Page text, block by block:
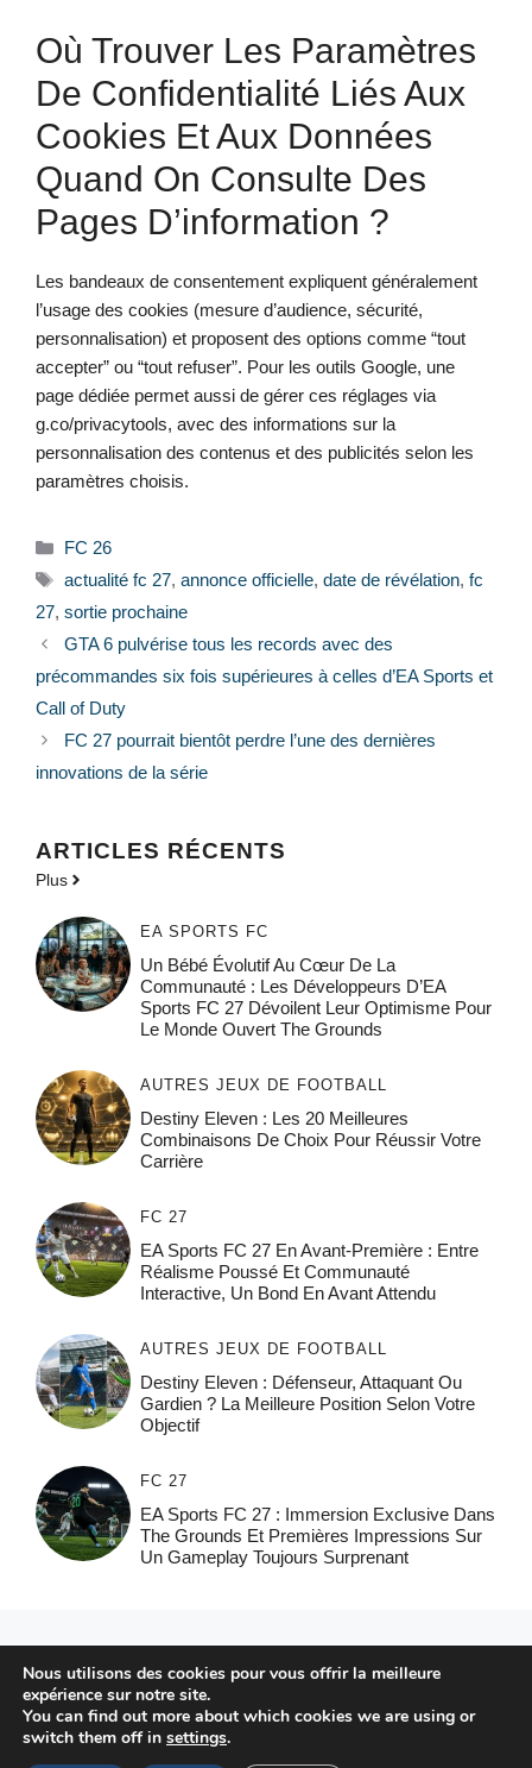
Où Trouver Les Paramètres
De Confidentialité Liés Aux
Cookies Et Aux Données
Quand On Consulte Des
Pages D’information ?
Les bandeaux de consentement expliquent généralement
l’usage des cookies (mesure d’audience, sécurité,
personnalisation) et proposent des options comme “tout
accepter” ou “tout refuser”. Pour les outils Google, une
page dédiée permet aussi de gérer ces réglages via
g.co/privacytools, avec des informations sur la
personnalisation des contenus et des publicités selon les
paramètres choisis.
Catégories
FC 26
Étiquettes
actualité fc 27, annonce officielle, date de révélation, fc
27, sortie prochaine
GTA 6 pulvérise tous les records avec des
précommandes six fois supérieures à celles d’EA Sports et
Call of Duty
FC 27 pourrait bientôt perdre l’une des dernières
innovations de la série
ARTICLES RÉCENTS
Plus
EA SPORTS FC
Un Bébé Évolutif Au Cœur De La
Communauté : Les Développeurs D’EA
Sports FC 27 Dévoilent Leur Optimisme Pour
Le Monde Ouvert The Grounds
AUTRES JEUX DE FOOTBALL
Destiny Eleven : Les 20 Meilleures
Combinaisons De Choix Pour Réussir Votre
Carrière
FC 27
EA Sports FC 27 En Avant-Première : Entre
Réalisme Poussé Et Communauté
Interactive, Un Bond En Avant Attendu
AUTRES JEUX DE FOOTBALL
Destiny Eleven : Défenseur, Attaquant Ou
Gardien ? La Meilleure Position Selon Votre
Objectif
FC 27
EA Sports FC 27 : Immersion Exclusive Dans
The Grounds Et Premières Impressions Sur
Un Gameplay Toujours Surprenant
© 2026 FPFRANCE.COM
MENTIONS LÉGALES
POLITIQUE DE CONFIDENTIALITÉ
Nous utilisons des cookies pour vous offrir la meilleure
expérience sur notre site.
You can find out more about which cookies we are using or
switch them off in settings.